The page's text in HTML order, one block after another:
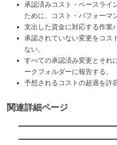
承認済みコスト・ベースライ
ために、コスト・パフォーマ
支出した資金に対応する作業
承認されていない変更をコス
ない。
すべての承認済み変更とそれ
ークフォルダーに報告する。
予想されるコストの超過を許
関連詳細ページ